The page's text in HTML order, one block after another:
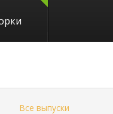
Все выпуски